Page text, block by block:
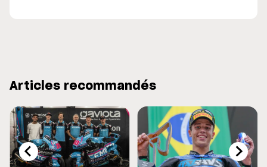
Articles recommandés